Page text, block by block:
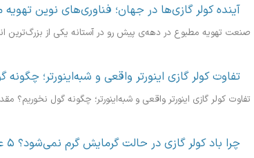
آینده کولر گازی‌ها در جهان؛ فناوری‌های نوین تهویه
صنعت تهویه مطبوع در دهه‌ی پیش رو در آستانه یکی از بزرگ‌ترین
تفاوت کولر گازی اینورتر واقعی و شبه‌اینورتر؛
تفاوت کولر گازی اینورتر واقعی و شبه‌اینورتر؛ چگونه گول نخوریم؟
چرا باد کولر گازی در حالت گرمایش گرم نمی‌شود؟ ۵ علت رایج + راه‌حل